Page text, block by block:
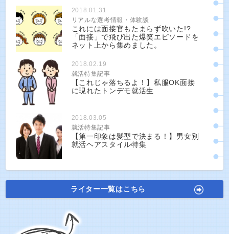
2018.01.31
リアルな選考情報・体験談
これには面接官もたまらず吹いた!?
「面接」で飛び出た爆笑エピソードを
ネット上から集めました。
2018.02.19
就活特集記事
【これじゃ落ちるよ！】私服OK面接
に現れたトンデモ就活生
2018.03.05
就活特集記事
【第一印象は髪型で決まる！】男女別
就活ヘアスタイル特集
ライター一覧はこちら